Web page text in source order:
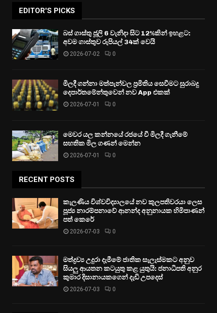
EDITOR'S PICKS
බස් ගාස්තු ජූලි 6 වැනිදා සිට 12%කින් ඉහළට:
අවම ගාස්තුව රුපියල් 34ක් වෙයි
2026-07-02 0
මිලදී ගන්නා මත්පැන්වල ප්‍රමිතිය සෙවීමට සුරාබදු
දෙපාර්තමේන්තුවෙන් නව App එකක්
2026-07-01 0
මෙවර යල කන්නයේ රජයේ වී මිලදී ගැනීමේ
සහතික මිල ගණන් මෙන්න
2026-07-01 0
RECENT POSTS
කැලණිය විශ්වවිද්‍යාලයේ නව කුලපතිවරයා ලෙස
පූජ්‍ය නාරම්පනාවේ ආනන්ද අනුනායක හිමිපාණන්
පත් කෙරේ
2026-07-03 0
මත්ද්‍රව්‍ය උදුරා දැමීමේ ජාතික සැලැස්මකට අනුව
සියලු ආයතන කටයුතු කළ යුතුයි: ජනාධිපති අනුර
කුමාර දිසානායකගෙන් දැඩි උපදෙස්
2026-07-03 0